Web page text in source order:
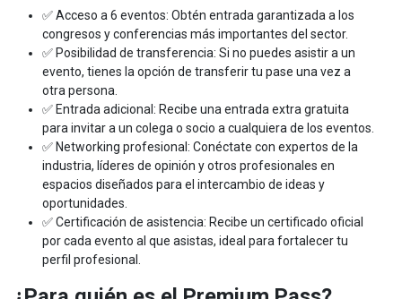
✅ Acceso a 6 eventos: Obtén entrada garantizada a los
congresos y conferencias más importantes del sector.
✅ Posibilidad de transferencia: Si no puedes asistir a un
evento, tienes la opción de transferir tu pase una vez a
otra persona.
✅ Entrada adicional: Recibe una entrada extra gratuita
para invitar a un colega o socio a cualquiera de los eventos.
✅ Networking profesional: Conéctate con expertos de la
industria, líderes de opinión y otros profesionales en
espacios diseñados para el intercambio de ideas y
oportunidades.
✅ Certificación de asistencia: Recibe un certificado oficial
por cada evento al que asistas, ideal para fortalecer tu
perfil profesional.